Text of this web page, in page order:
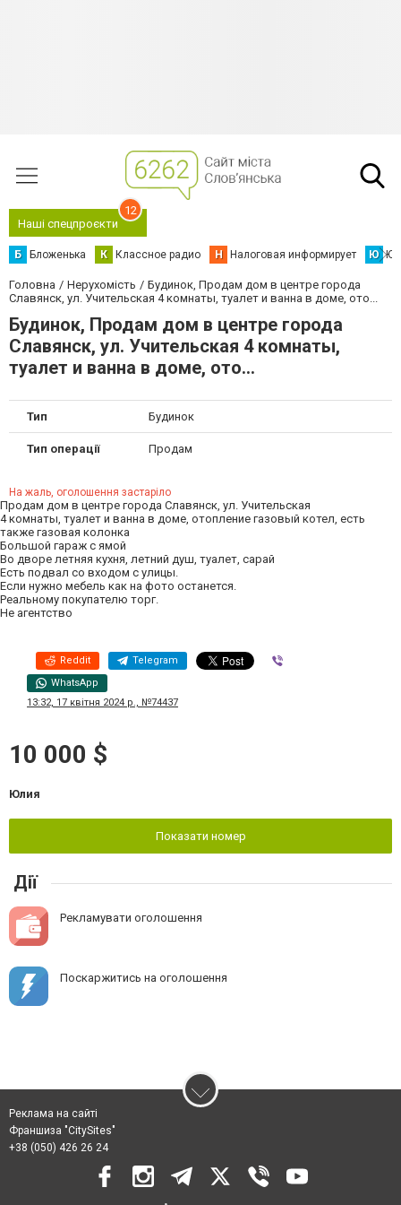
Наші спецпроєкти
12
Б Бложенька К Классное радио Н Налоговая информирует Ю
Головна Нерухомість
Будинок, Продам дом в центре города
Славянск, ул. Учительская 4 комнаты, туалет и ванна в доме, ото...
Будинок, Продам дом в центре города
Славянск, ул. Учительская 4 комнаты,
туалет и ванна в доме, ото...
Тип Будинок
Тип операції Продам
На жаль, оголошення застаріло
Продам дом в центре города Славянск, ул. Учительская
4 комнаты, туалет и ванна в доме, отопление газовый котел, есть
также газовая колонка
Большой гараж с ямой
Во дворе летняя кухня, летний душ, туалет, сарай
Есть подвал со входом с улицы.
Если нужно мебель как на фото останется.
Реальному покупателю торг.
Не агентство
Reddit Telegram
WhatsApp
13:32, 17 квітня 2024 р., №74437
10 000 $
Юлия
Показати номер
Дії
Рекламувати оголошення
Поскаржитись на оголошення
Реклама на сайті
Франшиза "CitySites"
+38 (050) 426 26 24